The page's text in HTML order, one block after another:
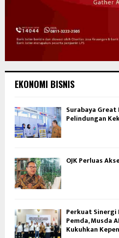
EKONOMI BISNIS
Surabaya Great
Pelindungan
OJK Perluas
Perkuat Sinergi
Pemda, Musda
Kukuhkan